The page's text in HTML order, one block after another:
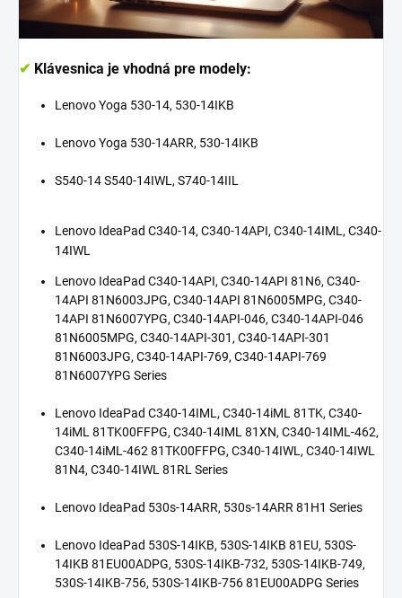
✔ Klávesnica je vhodná pre modely:
Lenovo Yoga 530-14, 530-14IKB
Lenovo Yoga 530-14ARR, 530-14IKB
S540-14 S540-14IWL, S740-14IIL
Lenovo IdeaPad C340-14, C340-14API, C340-14IML, C340-
14IWL
Lenovo IdeaPad C340-14API, C340-14API 81N6, C340-
14API 81N6003JPG, C340-14API 81N6005MPG, C340-
14API 81N6007YPG, C340-14API-046, C340-14API-046
81N6005MPG, C340-14API-301, C340-14API-301
81N6003JPG, C340-14API-769, C340-14API-769
81N6007YPG Series
Lenovo IdeaPad C340-14IML, C340-14iML 81TK, C340-
14iML 81TK00FFPG, C340-14IML 81XN, C340-14IML-462,
C340-14iML-462 81TK00FFPG, C340-14IWL, C340-14IWL
81N4, C340-14IWL 81RL Series
Lenovo IdeaPad 530s-14ARR, 530s-14ARR 81H1 Series
Lenovo IdeaPad 530S-14IKB, 530S-14IKB 81EU, 530S-
14IKB 81EU00ADPG, 530S-14IKB-732, 530S-14IKB-749,
530S-14IKB-756, 530S-14IKB-756 81EU00ADPG Series